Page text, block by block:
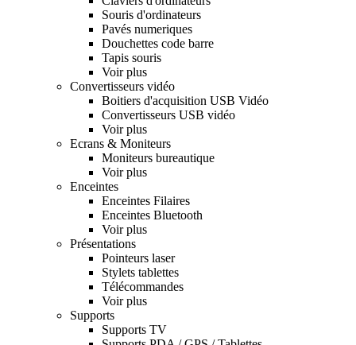
Souris d'ordinateurs
Pavés numeriques
Douchettes code barre
Tapis souris
Voir plus
Convertisseurs vidéo
Boitiers d'acquisition USB Vidéo
Convertisseurs USB vidéo
Voir plus
Ecrans & Moniteurs
Moniteurs bureautique
Voir plus
Enceintes
Enceintes Filaires
Enceintes Bluetooth
Voir plus
Présentations
Pointeurs laser
Stylets tablettes
Télécommandes
Voir plus
Supports
Supports TV